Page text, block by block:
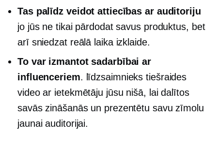
Tas palīdz veidot attiecības ar auditoriju
jo jūs ne tikai pārdodat savus produktus, bet
arī sniedzat reālā laikaizklaide.
To var izmantot sadarbībai ar
influenceriem. līdzsaimnieks tiešraides
video ar ietekmētāju jūsu nišā, lai dalītos
savās zināšanās un prezentētu savu zīmolu
jaunai auditorijai.